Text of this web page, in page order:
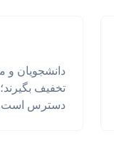
تخفیف
دسترس